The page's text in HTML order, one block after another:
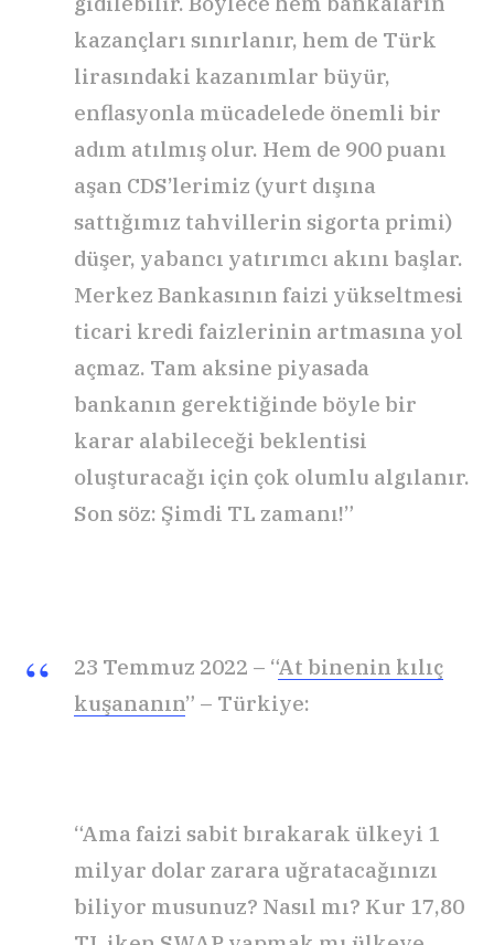
kazançları sınırlanır, hem de Türk
lirasındaki kazanımlar büyür,
enflasyonla mücadelede önemli bir
adım atılmış olur. Hem de 900 puanı
aşan CDS’lerimiz (yurt dışına
sattığımız tahvillerin sigorta primi)
düşer, yabancı yatırımcı akını başlar.
Merkez Bankasının faizi yükseltmesi
ticari kredi faizlerinin artmasına yol
açmaz. Tam aksine piyasada
bankanın gerektiğinde böyle bir
karar alabileceği beklentisi
oluşturacağı için çok olumlu algılanır.
Son söz: Şimdi TL zamanı!”
23 Temmuz 2022 – “At binenin kılıç
kuşananın” – Türkiye:
“Ama faizi sabit bırakarak ülkeyi 1
milyar dolar zarara uğratacağınızı
biliyor musunuz? Nasıl mı? Kur 17,80